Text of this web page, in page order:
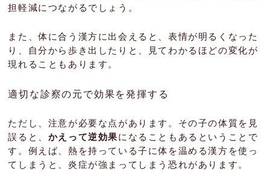
担軽減につながるでしょう。
また、体に合う漢方に出会えると、表情が明るくなった
り、自分から歩き出したりと、見てわかるほどの変化が
現れることもあります。
適切な診察の元で効果を発揮する
ただし、注意が必要な点があります。その子の体質を見
誤ると、 かえって逆効果になることもあるということで
す。例えば、熱を持っている子に体を温める漢方を使っ
てしまうと、炎症が強まってしまう恐れがあります。